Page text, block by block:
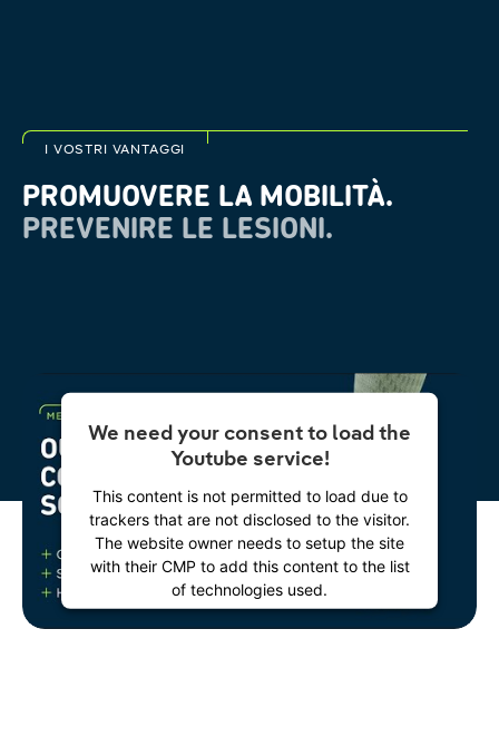
I VOSTRI VANTAGGI
PROMUOVERE LA MOBILITÀ.
PREVENIRE LE LESIONI.
We need your consent to load the
Youtube service!
This content is not permitted to load due to
trackers that are not disclosed to the visitor.
The website owner needs to setup the site
with their CMP to add this content to the list
of technologies used.
Powered byUsercentrics Consent